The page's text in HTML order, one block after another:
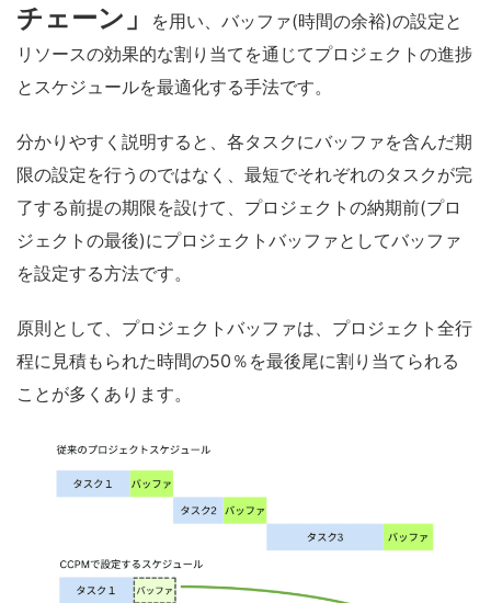
チェーン」
を用い 、バッファ(時間の余裕)の設定と
リソースの効果的な割り当てを通じてプロジェクトの進捗
とスケジュールを最適化する手法です。
分かりやすく説明すると、各タスクにバッファを含んだ期
限の設定を行うのではなく、最短でそれぞれのタスクが完
了する前提の期限を設けて、プロジェクトの納期前(プロ
ジェクトの最後)にプロジェクトバッファとしてバッファ
を設定する方法です。
原則として、プロジェクトバッファは、プロジェクト全行
程に見積もられた時間の50％を最後尾に割り当てられる
ことが多くあります。